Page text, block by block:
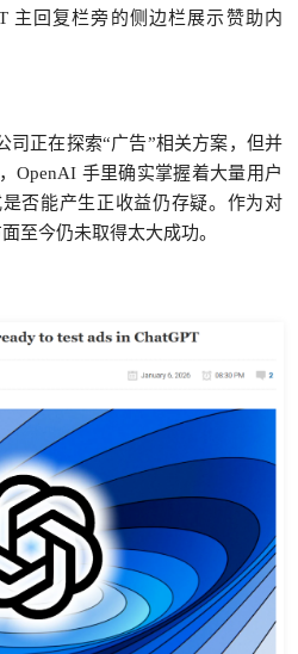
主回复栏旁的侧边栏展示赞助内
司正在探索“广告”相关方案，但并
OpenAI 手里确实掌握着大量用户
否能产生正收益仍存疑。作为对
至今仍未取得太大成功。